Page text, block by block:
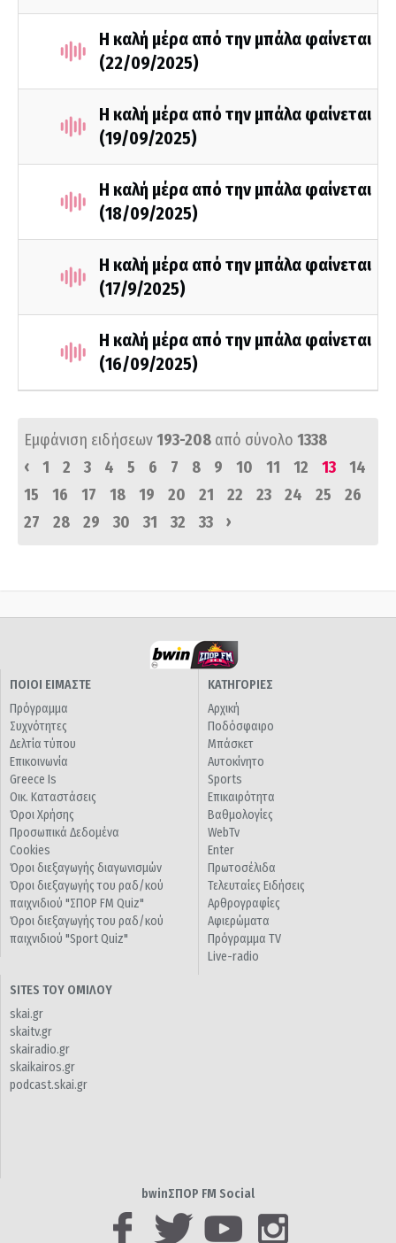
Η καλή μέρα από την μπάλα φαίνεται
(22/09/2025)
Η καλή μέρα από την μπάλα φαίνεται
(19/09/2025)
Η καλή μέρα από την μπάλα φαίνεται
(18/09/2025)
Η καλή μέρα από την μπάλα φαίνεται
(17/9/2025)
Η καλή μέρα από την μπάλα φαίνεται
(16/09/2025)
Εμφάνιση ειδήσεων193-208 από σύνολο 1338
‹
1 2 3 4 5 6 7 8 9 10 11 12 13
14
15
16 17 18 19 20 21 22 23 24 25
26
27
28 29 30 31 32 33 ›
ΠΟΙΟΙ ΕΙΜΑΣΤΕ
Πρόγραμμα
Συχνότητες
Δελτία τύπου
Επικοινωνία
Greece Is
Οικ. Καταστάσεις
Όροι Χρήσης
Προσωπικά Δεδομένα
Cookies
Όροι διεξαγωγής διαγωνισμών
Όροι διεξαγωγής του ραδ/κού
παιχνιδιού "ΣΠΟΡ FM Quiz"
Όροι διεξαγωγής του ραδ/κού
παιχνιδιού "Sport Quiz"
ΚΑΤΗΓΟΡΙΕΣ
Αρχική
Ποδόσφαιρο
Μπάσκετ
Αυτοκίνητο
Sports
Επικαιρότητα
Βαθμολογίες
WebTv
Enter
Πρωτοσέλιδα
Τελευταίες Ειδήσεις
Αρθρογραφίες
Αφιερώματα
Πρόγραμμα TV
Live-radio
SITES ΤΟΥ ΟΜΙΛΟΥ
skai.gr
skaitv.gr
skairadio.gr
skaikairos.gr
podcast.skai.gr
bwinΣΠΟΡ FM Social